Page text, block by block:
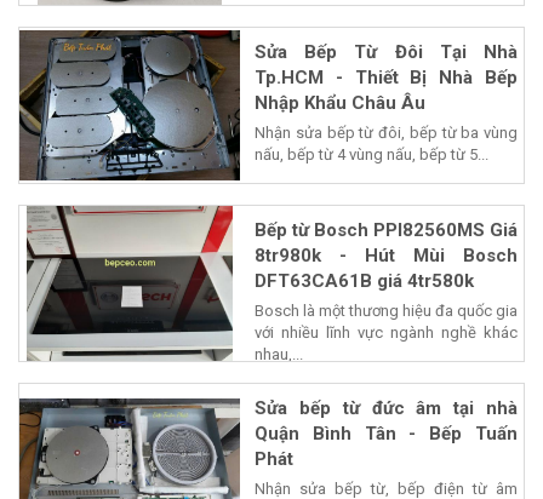
Sửa Bếp Từ Đôi Tại Nhà
Tp.HCM - Thiết Bị Nhà Bếp
Nhập Khẩu Châu Âu
Nhận sửa bếp từ đôi, bếp từ ba vùng
nấu, bếp từ 4 vùng nấu, bếp từ 5...
Bếp từ Bosch PPI82560MS Giá
8tr980k - Hút Mùi Bosch
DFT63CA61B giá 4tr580k
Bosch là một thương hiệu đa quốc gia
với nhiều lĩnh vực ngành nghề khác
nhau,...
Sửa bếp từ đức âm tại nhà
Quận Bình Tân - Bếp Tuấn
Phát
Nhận sửa bếp từ, bếp điện từ âm